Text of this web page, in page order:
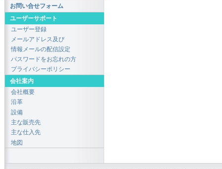
お問い合せフォーム
ユーザーサポート
ユーザー登録
メールアドレス及び
情報メールの配信設定
パスワードをお忘れの方
プライバシーポリシー
会社案内
会社概要
沿革
設備
主な販売先
主な仕入先
地図